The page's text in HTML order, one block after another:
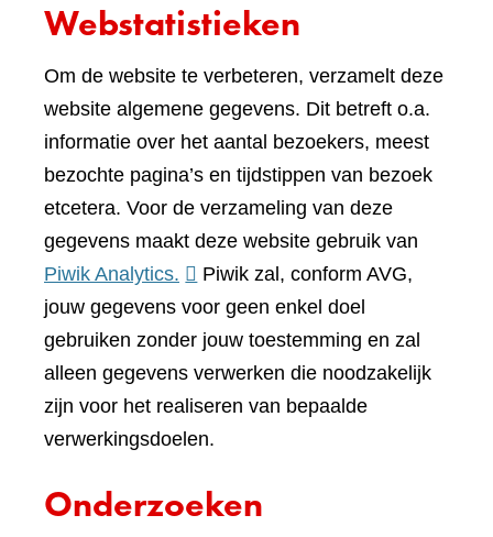
Webstatistieken
Om de website te verbeteren, verzamelt deze
website algemene gegevens. Dit betreft o.a.
informatie over het aantal bezoekers, meest
bezochte pagina’s en tijdstippen van bezoek
etcetera. Voor de verzameling van deze
gegevens maakt deze website gebruik van
Piwik Analytics. (verwijst
naar
een
andere
website)
Piwik zal, conform AVG,
jouw gegevens voor geen enkel doel
gebruiken zonder jouw toestemming en zal
alleen gegevens verwerken die noodzakelijk
zijn voor het realiseren van bepaalde
verwerkingsdoelen.
Onderzoeken